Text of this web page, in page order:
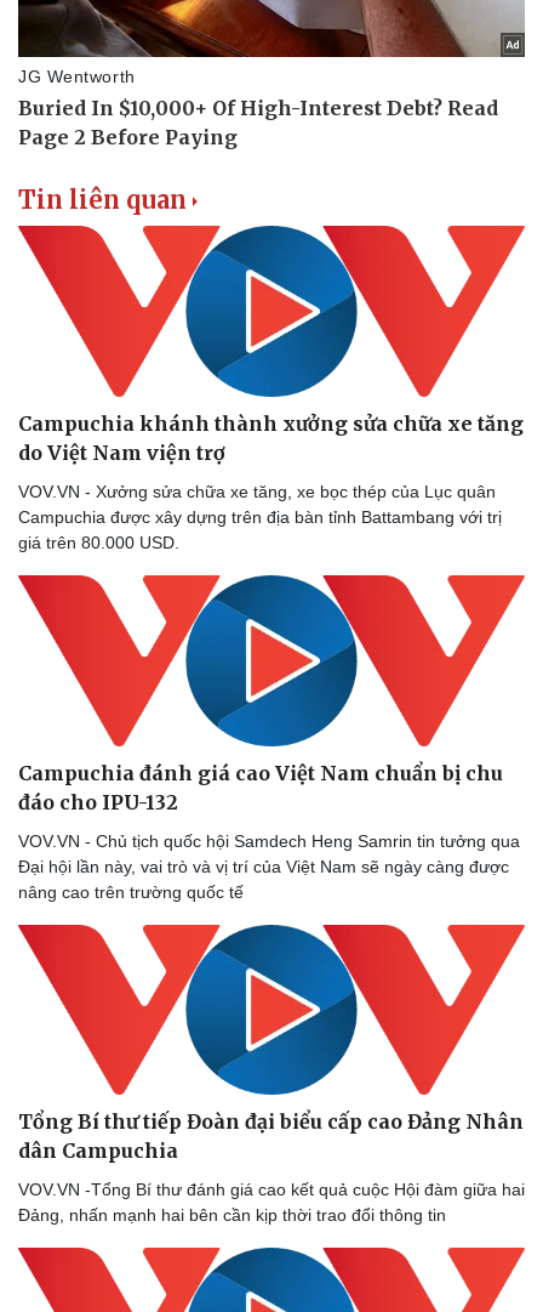
Thể thao
Lịch thi đấu bóng đá
Thế giới thể thao
eSports
Hậu trường
Ô tô - Xe máy
Xe máy
Tư vấn
Tin liên quan
Campuchia khánh thành xưởng sửa chữa xe tăng
do Việt Nam viện trợ
VOV.VN - Xưởng sửa chữa xe tăng, xe bọc thép của Lục quân
Campuchia được xây dựng trên địa bàn tỉnh Battambang với trị
giá trên 80.000 USD.
Campuchia đánh giá cao Việt Nam chuẩn bị chu
đáo cho IPU-132
VOV.VN - Chủ tịch quốc hội Samdech Heng Samrin tin tưởng qua
Đại hội lần này, vai trò và vị trí của Việt Nam sẽ ngày càng được
nâng cao trên trường quốc tế
Tổng Bí thư tiếp Đoàn đại biểu cấp cao Đảng Nhân
dân Campuchia
VOV.VN -Tổng Bí thư đánh giá cao kết quả cuộc Hội đàm giữa hai
Đảng, nhấn mạnh hai bên cần kịp thời trao đổi thông tin